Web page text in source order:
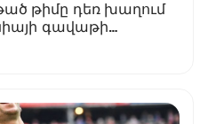
թիմը դեռ խաղում
գավաթի